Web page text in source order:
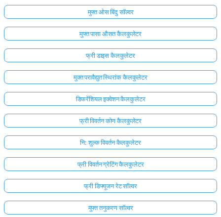
मुफ्त ओस बिंदु सॉल्वर
मुफ्त पासा औसत कैलकुलेटर
फ्री डाइस कैलकुलेटर
मुक्त परावैद्युत स्थिरांक कैलकुलेटर
डिफरेंशियल इक्वेशन कैलकुलेटर
फ्री विवर्तन कोण कैलकुलेटर
नि: शुल्क विवर्तन कैलकुलेटर
फ्री विवर्तन ग्रेटिंग कैलकुलेटर
फ्री डिफ्यूजन रेट सॉल्वर
मुफ्त तनुकरण सॉल्वर